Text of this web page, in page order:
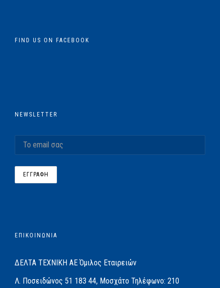
FIND US ON FACEBOOK
NEWSLETTER
ΕΠΙΚΟΙΝΩΝΙΑ
ΔΕΛΤΑ ΤΕΧΝΙΚΗ ΑΕΌμιλος Εταιρειών
Λ. Ποσειδώνος 51 183 44, Μοσχάτο Τηλέφωνο: 210